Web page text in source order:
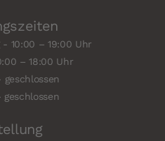
10:00 – 19:00 Uhr
– 18:00 Uhr
geschlossen
geschlossen